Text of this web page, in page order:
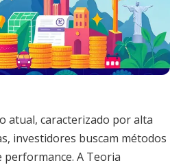
atual, caracterizado por alta
investidores buscam métodos
performance. A Teoria